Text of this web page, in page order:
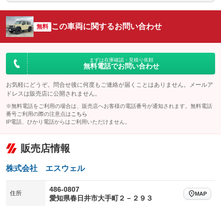
：装備なし ：装備なし
サイドカメラ
：装備なし ルーフレール
：装備なし
：装備なし
：装備あり
無料 この車両に関するお問い合わせ
まずは在庫確認・見積り依頼
無料電話でお問い合わせ
お気軽にどうぞ。問合せ後に何度もご連絡が届くことはありません。メールア
ドレスは販売店に公開されません。
※無料電話をご利用の場合は、販売店へお客様の電話番号が通知されます。無料電話
番号ご利用の際の注意点は こちら
IP電話、ひかり電話からはご利用いただけません。
販売店情報
株式会社 エスウェル
住所
486-0807
愛知県春日井市大手町２－２９３
MAP